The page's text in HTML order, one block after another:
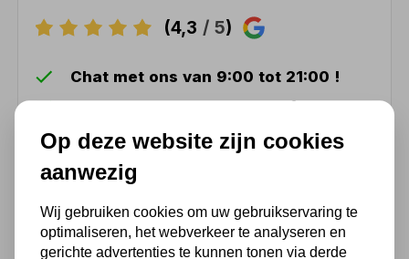
(4,3 / 5)
Chat met ons van 9:00 tot 21:00 !
Voor 16.00 u besteld, dezelfde dag
(Technische) Vragen ? Bel ons +31
548 51 75 75
1.500 m2 winkel in Rijssen !
Twents familiebedrijf sinds 1992 !
Op deze website zijn cookies
aanwezig
Wij gebruiken cookies om uw gebruikservaring te
optimaliseren, het webverkeer te analyseren en
gerichte advertenties te kunnen tonen via derde